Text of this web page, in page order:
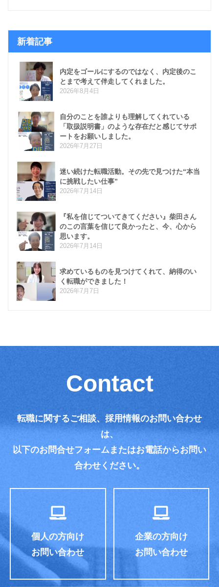
新着記事
内定をゴールにするのではなく、内定後のこ
とまで考えて伴走してくれました。
2026年8月4日
自分のことを誰よりも理解してくれている
「取扱説明書」のような存在だと感じてサポ
ートをお願いしました。
2026年7月27日
迷い続けた転職活動。その先で見つけた“本当
に挑戦したい仕事”
2026年7月14日
『私を信じてついてきてください』柴田さん
のこの言葉を信じて良かったと、今、心から
思います。
2026年7月14日
求めているものを見つけてくれて、納得のい
く転職ができました！
2026年7月7日
Contact
転職に関するご相談、採用情報のお問い合わせ
は、
以下のお問合せフォームまたはお電話からお問い
合わせください。
個人の方向け
お問い合わせ
企業の方向け
お問い合わせ